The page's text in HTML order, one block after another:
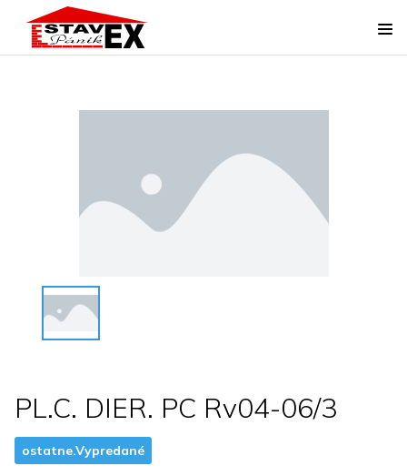
PL.C. DIER. PC Rv04-06/3
ostatne.Vypredané